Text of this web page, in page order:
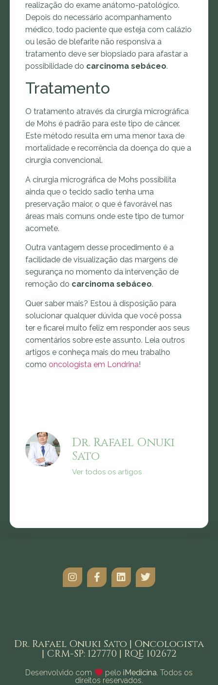
realização do exame anátomo-patológico.
Depois do necessário acompanhamento
médico, todo paciente que esteja com calázio
ou lesão de blefarite não responsiva a
tratamento deve ser biopsiado para afastar a
possibilidade do carcinoma sebáceo.
Tratamento
O tratamento através da cirurgia micrográfica
de Mohs é padrão para este tipo de câncer.
Este método resulta em uma menor taxa de
mortalidade e recorrência da doença do que a
cirurgia convencional.
A cirurgia micrográfica de Mohs possibilita
ainda que o tecido sadio tenha uma
preservação maior, o que é favorável nas
áreas mais comuns onde este tipo de tumor
acomete.
Outra vantagem desse procedimento é a
facilidade de visualização das margens de
segurança no momento da intervenção de
remoção do carcinoma sebáceo.
Quer saber mais? Estou à disposição para
solucionar qualquer dúvida que você possa
ter e ficarei muito feliz em responder aos seus
comentários sobre este assunto. Leia outros
artigos e conheça mais do meu trabalho
como oncologista em Londrina!
Dr. Rafael Onuki
Sato
Ver todos os artigos
Dr. Rafael Onuki Sato | Oncologista
| CRM-SP: 127770 | RQE 102672
Desenvolvido com pelo iMedicina. Todos os
direitos reservados.